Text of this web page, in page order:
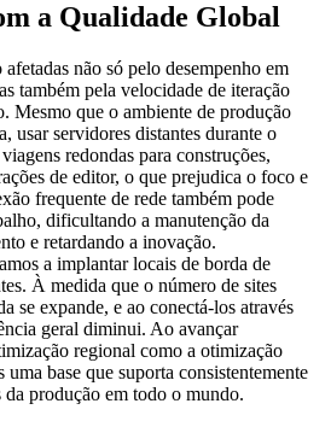
a Qualidade Global
não só pelo desempenho em
também pela velocidade de iteração
Mesmo que o ambiente de produção
usar servidores distantes durante o
redondas para construções,
de editor, o que prejudica o foco e
frequente de rede também pode
dificultando a manutenção da
e retardando a inovação.
a implantar locais de borda de
À medida que o número de sites
se expande, e ao conectá-los através
geral diminui. Ao avançar
regional como a otimização
base que suporta consistentemente
produção em todo o mundo.